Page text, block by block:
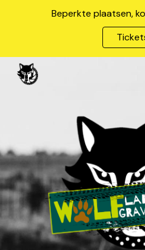
Skip to main content
Beperkte plaatsen,